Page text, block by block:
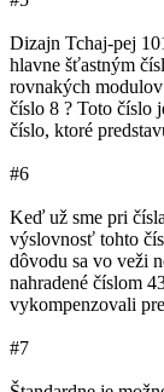
Dizajn Tchaj-pej
hlavne šťastným
rovnakých
číslo 8 ? Toto číslo
číslo, ktoré
#6
Keď už sme pri
výslovnosť tohto
dôvodu sa vo veži
nahradené číslom
vykompenzovali
#7